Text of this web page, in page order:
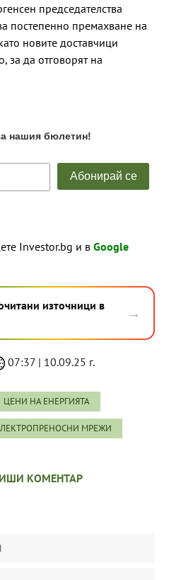
председателства
постепенно премахване на
новите доставчици
за да отговорят на
Investor.bg и в Google
източници в
→
07:37 | 10.09.25 г.
ЦЕНИ НА ЕНЕРГИЯТА
МРЕЖИ
КОМЕНТАР